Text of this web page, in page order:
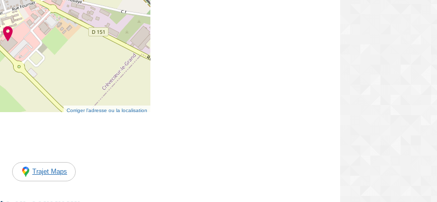
Corriger l’adresse ou la localisation
Trajet Maps